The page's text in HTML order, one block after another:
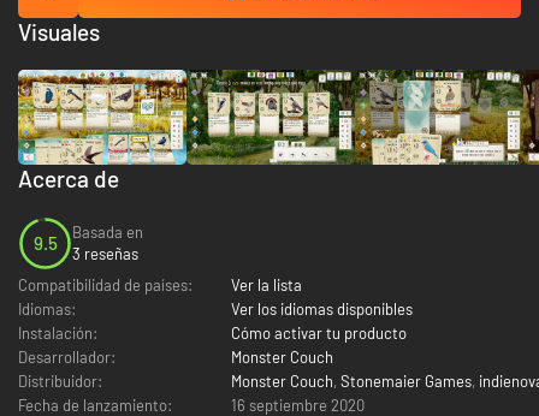
Acerca de
9.5
Basada en
3 reseñas
Compatibilidad de países:
Ver la lista
Idiomas:
Ver los idiomas disponibles
Instalación:
Cómo activar tu producto
Desarrollador:
Monster Couch
Distribuidor:
Monster Couch, Stonemaier Games,
Fecha de lanzamiento:
16 septiembre 2020
Visuales